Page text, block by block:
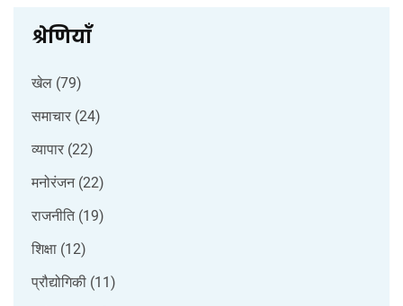
श्रेणियाँ
खेल (79)
समाचार (24)
व्यापार (22)
मनोरंजन (22)
राजनीति (19)
शिक्षा (12)
प्रौद्योगिकी (11)